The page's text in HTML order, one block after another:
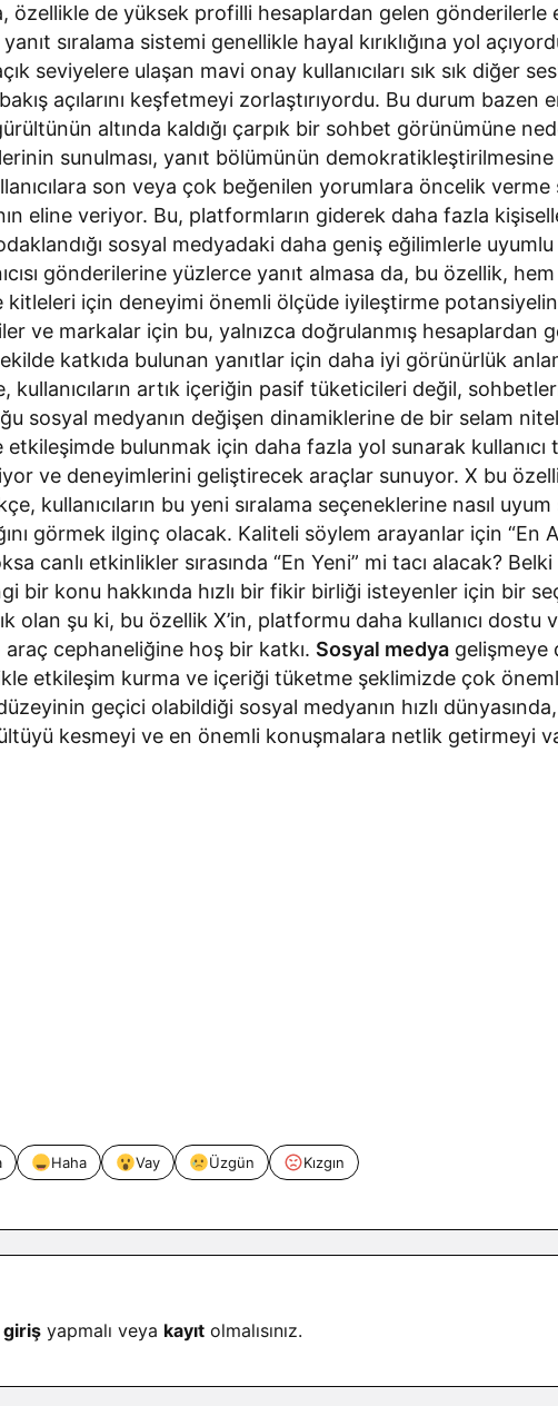
özellikle de yüksek profilli hesaplardan gelen gönderilerle
sıralama sistemi genellikle hayal kırıklığına yol
seviyelere ulaşan mavi onay kullanıcıları sık sık diğer
açılarını keşfetmeyi zorlaştırıyordu. Bu durum bazen
altında kaldığı çarpık bir sohbet görünümüne
sunulması, yanıt bölümünün
son veya çok beğenilen yorumlara öncelik verme
eline veriyor. Bu, platformların giderek daha fazla
sosyal medyadaki daha geniş eğilimlerle
gönderilerine yüzlerce yanıt almasa da, bu özellik,
kitleleri için deneyimi önemli ölçüde iyileştirme
ve markalar için bu, yalnızca doğrulanmış hesaplardan
katkıda bulunan yanıtlar için daha iyi görünürlük
kullanıcıların artık içeriğin pasif tüketicileri değil,
sosyal medyanın değişen dinamiklerine de bir selam
etkileşimde bulunmak için daha fazla yol sunarak kullanıcı
ve deneyimlerini geliştirecek araçlar sunuyor. X bu
kullanıcıların bu yeni sıralama seçeneklerine nasıl uyum
görmek ilginç olacak. Kaliteli söylem arayanlar için “En
canlı etkinlikler sırasında “En Yeni” mi tacı alacak?
bir konu hakkında hızlı bir fikir birliği isteyenler için bir
olan şu ki, bu özellik X’in, platformu daha kullanıcı dostu
cephaneliğine hoş bir katkı. Sosyal medya gelişmeye
etkileşim kurma ve içeriği tüketme şeklimizde çok
geçici olabildiği sosyal medyanın hızlı dünyasında,
kesmeyi ve en önemli konuşmalara netlik getirmeyi
Haha Vay Üzgün Kızgın
giriş yapmalı veya kayıt olmalısınız.